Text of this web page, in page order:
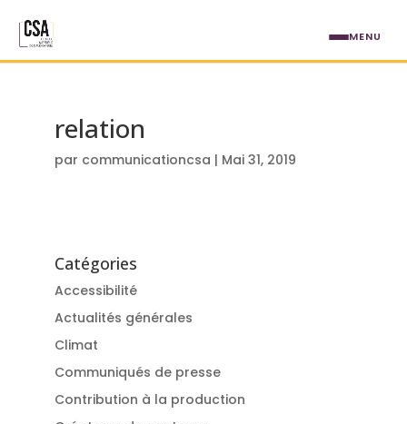
relation
par communicationcsa | Mai 31, 2019
Catégories
Accessibilité
Actualités générales
Climat
Communiqués de presse
Contribution à la production
MENU